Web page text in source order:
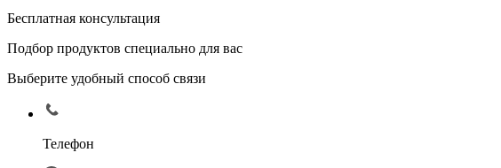
Бесплатная консультация
Подбор продуктов специально для вас
Выберите удобный способ связи
Телефон